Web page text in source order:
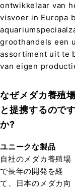
ontwikkelaar van
visvoer in Europa
groothandels een
assortiment uit te
van eigen
なぜメダカ養殖
と提携するのです
か?
ユニークな製品
自社のメダカ養殖場
で長年の開発を経
て、日本のメダカ向